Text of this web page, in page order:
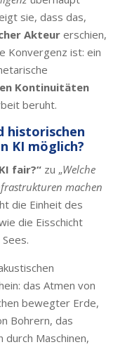
sie, dass das,
Akteurerschien,
Konvergenz ist: ein
Kontinuitäten
beruht.
historischen
KI möglich?
fair?“zu „Welche
machen
die Einheit des
die Eisschicht
das Atmen von
bewegter Erde,
Bohrern, das
durch Maschinen,